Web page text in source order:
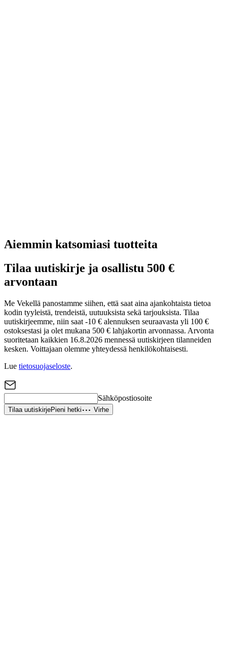
Aiemmin katsomiasi tuotteita
Tilaa uutiskirje ja osallistu 500 €
arvontaan
Me Vekellä panostamme siihen, että saat aina ajankohtaista tietoa
kodin tyyleistä, trendeistä, uutuuksista sekä tarjouksista. Tilaa
uutiskirjeemme, niin saat -10 € alennuksen seuraavasta yli 100 €
ostoksestasi ja olet mukana 500 € lahjakortin arvonnassa. Arvonta
suoritetaan kaikkien 16.8.2026 mennessä uutiskirjeen tilanneiden
kesken. Voittajaan olemme yhteydessä henkilökohtaisesti.
Lue tietosuojaseloste.
Sähköpostiosoite
Tilaa uutiskirjePieni hetki Virhe